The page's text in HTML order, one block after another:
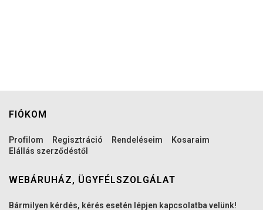
FIÓKOM
Profilom Regisztráció Rendeléseim
Kosaraim
Elállás szerződéstől
WEBÁRUHÁZ, ÜGYFÉLSZOLGÁLAT
Bármilyen kérdés, kérés esetén lépjen kapcsolatba velünk!